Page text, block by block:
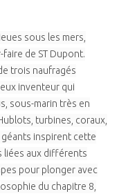
sous les mers,
de ST Dupont.
trois naufragés
inventeur qui
sous-marin très en
turbines, coraux,
inspirent cette
liées aux différents
pour plonger avec
du chapitre 8,